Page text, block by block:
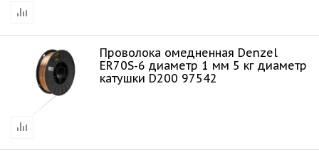
Проволока омедненная Denzel
ER70S-6 диаметр 1 мм 5 кг диаметр
катушки D200 97542